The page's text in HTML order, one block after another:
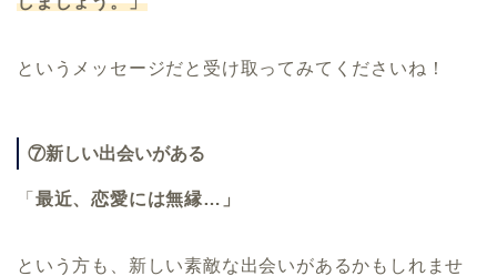
というメッセージだと受け取ってみてくださいね！
⑦新しい出会いがある
「 最近、恋愛には無縁…」
という方も、新しい素敵な出会いがあるかもしれませ